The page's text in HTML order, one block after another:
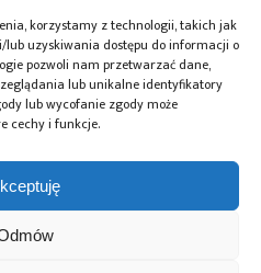
korzystamy z technologii, takich jak
uzyskiwania dostępu do informacji o
pozwoli nam przetwarzać dane,
lub unikalne identyfikatory
lub wycofanie zgody może
cechy i funkcje.
pomiary,sprzęt pomiarowy